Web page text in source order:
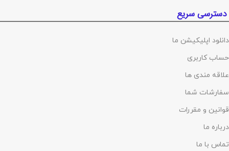
دسترسی سریع
دانلود اپلیکیشن ما
حساب کاربری
علاقه مندی ها
سفارشات شما
قوانین و مقررات
درباره ما
تماس با ما